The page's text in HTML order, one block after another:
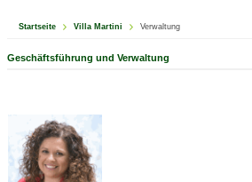
Startseite Villa Martini Verwaltung
Geschäftsführung und Verwaltung